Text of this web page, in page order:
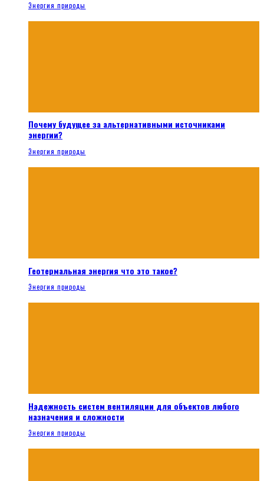
Энергия природы
Почему будущее за альтернативными источниками
энергии?
Энергия природы
Геотермальная энергия что это такое?
Энергия природы
Надежность систем вентиляции для объектов любого
назначения и сложности
Энергия природы